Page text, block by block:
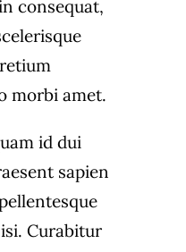
consequat,
morbi amet.
id dui
sapien
Curabitur